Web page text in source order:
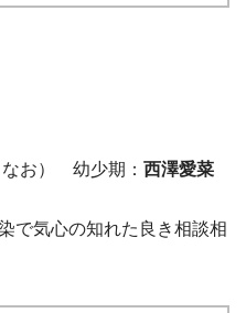
なお） 幼少期： 西澤愛菜
で気心の知れた良き相談相